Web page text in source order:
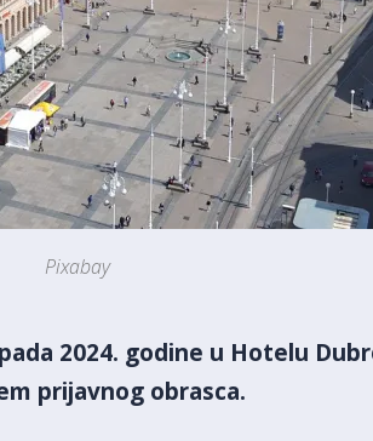
Pixabay
2024. godine u Hotelu
prijavnog obrasca.